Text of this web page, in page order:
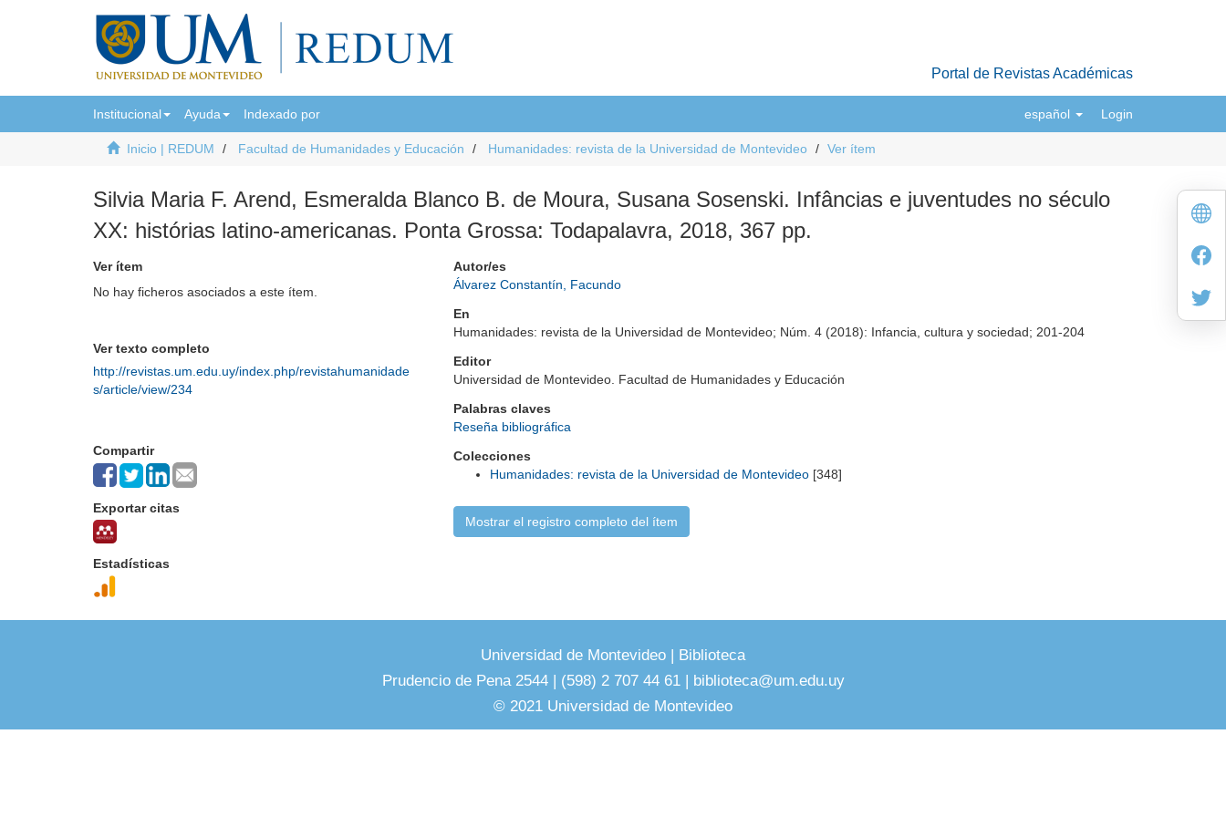
Portal de Revistas Académicas
Institucional Ayuda Indexado por español Login
Inicio | REDUM Facultad de Humanidades y Educación Humanidades: revista de la Universidad de Montevideo Ver ítem
Silvia Maria F. Arend, Esmeralda Blanco B. de Moura, Susana Sosenski. Infâncias e juventudes no século
XX: histórias latino-americanas. Ponta Grossa: Todapalavra, 2018, 367 pp.
Ver ítem
No hay ficheros asociados a este ítem.
Ver texto completo
http://revistas.um.edu.uy/index.php/revistahumanidade
s/article/view/234
Compartir
Exportar citas
Estadísticas
Autor/es
Álvarez Constantín, Facundo
En
Humanidades: revista de la Universidad de Montevideo; Núm. 4 (2018): Infancia, cultura y sociedad; 201-204
Editor
Universidad de Montevideo. Facultad de Humanidades y Educación
Palabras claves
Reseña bibliográfica
Colecciones
Humanidades: revista de la Universidad de Montevideo [348]
Mostrar el registro completo del ítem
Universidad de Montevideo | Biblioteca
Prudencio de Pena 2544 | (598) 2 707 44 61 | biblioteca@um.edu.uy
© 2021 Universidad de Montevideo